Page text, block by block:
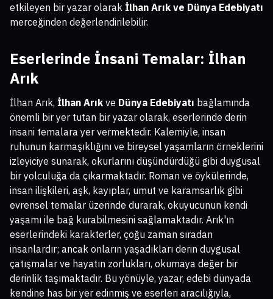
etkileyen bir yazar olarak İlhan Arık ve Dünya Edebiyatı
merceğinden değerlendirilebilir.
Eserlerinde İnsani Temalar: İlhan
Arık
İlhan Arık, İlhan Arık ve Dünya Edebiyatı bağlamında
önemli bir yer tutan bir yazar olarak, eserlerinde derin
insani temalara yer vermektedir. Kalemiyle, insan
ruhunun karmaşıklığını ve bireysel yaşamların örneklerini
izleyiciye sunarak, okurlarını düşündürdüğü gibi duygusal
bir yolculuğa da çıkarmaktadır. Roman ve öykülerinde,
insan ilişkileri, aşk, kayıplar, umut ve karamsarlık gibi
evrensel temalar üzerinde durarak, okuyucunun kendi
yaşamı ile bağ kurabilmesini sağlamaktadır. Arık'ın
eserlerindeki karakterler, çoğu zaman sıradan
insanlardır; ancak onların yaşadıkları derin duygusal
çatışmalar ve hayatın zorlukları, okumaya değer bir
derinlik taşımaktadır. Bu yönüyle, yazar, edebi dünyada
kendine has bir yer edinmiş ve eserleri aracılığıyla,